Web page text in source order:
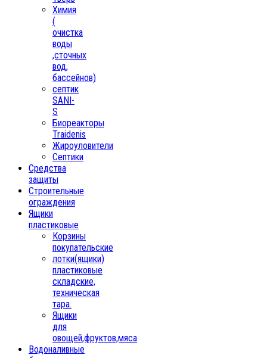
Химия
(
очистка
воды
,сточных
вод,
бассейнов)
септик
SANI-
S
Биореакторы
Traidenis
Жироуловители
Септики
Средства
защиты
Строительные
ограждения
Ящики
пластиковые
Корзины
покупательские
лотки(ящики)
пластиковые
складские,
техническая
тара.
Ящики
для
овощей,фруктов,мяса
Водоналивные